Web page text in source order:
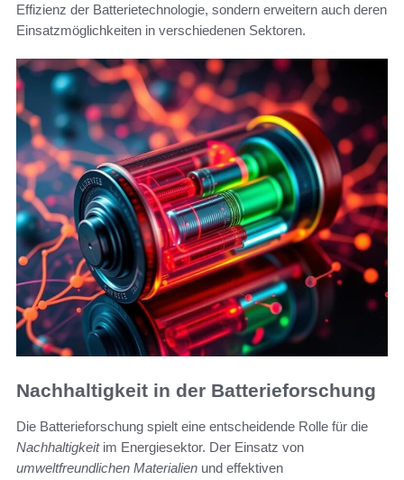
Effizienz der Batterietechnologie, sondern erweitern auch deren
Einsatzmöglichkeiten in verschiedenen Sektoren.
Nachhaltigkeit in der Batterieforschung
Die Batterieforschung spielt eine entscheidende Rolle für die
Nachhaltigkeitim Energiesektor. Der Einsatz von
umweltfreundlichen Materialien und effektiven